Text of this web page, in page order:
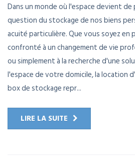
Dans un monde où l'espace devient de
question du stockage de nos biens
acuité particulière. Que vous soyez en
confronté à un changement de vie
ou simplement à la recherche d'une
l'espace de votre domicile, la location
box de stockage repr...
LIRE LA SUITE